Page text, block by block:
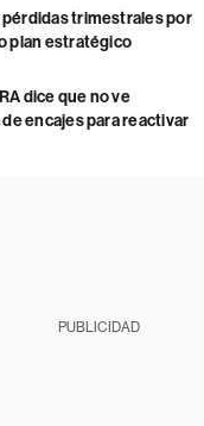
trimestrales por
plan estratégico
dice que no ve
encajes para reactivar
PUBLICIDAD